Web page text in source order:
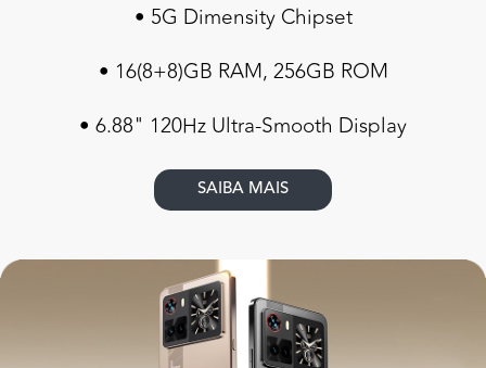
• 5G Dimensity Chipset
• 16(8+8)GB RAM, 256GB ROM
• 6.88" 120Hz Ultra-Smooth Display
SAIBA MAIS